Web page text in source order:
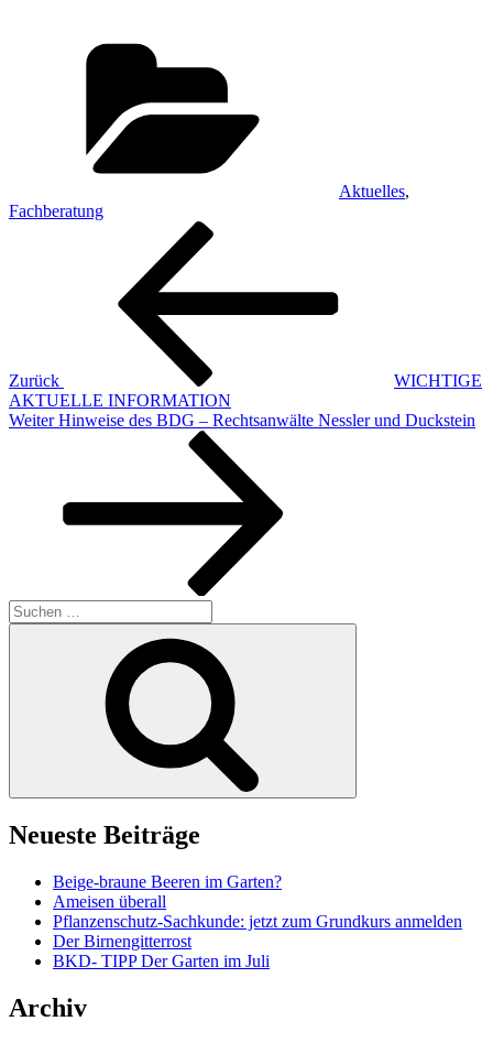
Aktuelles,
Fachberatung
Beitragsnavigation
Zurück
WICHTIGE
AKTUELLE INFORMATION
Nächster
Weiter Hinweise des BDG – Rechtsanwälte Nessler und Duckstein
Suchen
nach:
Neueste Beiträge
Beige-braune Beeren im Garten?
Ameisen überall
Pflanzenschutz-Sachkunde: jetzt zum Grundkurs anmelden
Der Birnengitterrost
BKD- TIPP Der Garten im Juli
Archiv